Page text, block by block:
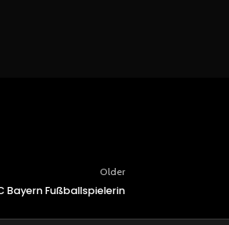
Older
Bayern Fußballspielerin